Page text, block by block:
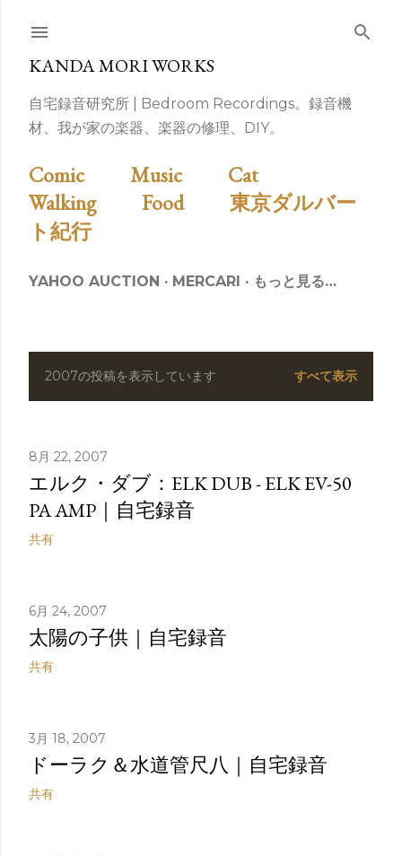
スキップしてメイン コンテンツに移動
KANDA MORI WORKS
自宅録音研究所 | Bedroom Recordings。録音機
材、我が家の楽器、楽器の修理、DIY。
Comic Music
Cat
Walking
Food
東京ダルバー
ト紀行
YAHOO AUCTION MERCARI もっと見る…
投
2007の投稿を表示しています すべて表示
8月 22, 2007
エルク・ダブ：ELK DUB - ELK EV-50
PA AMP｜自宅録音
共有
6月 24, 2007
太陽の子供｜自宅録音
共有
3月 18, 2007
ドーラク＆水道管尺八｜自宅録音
共有